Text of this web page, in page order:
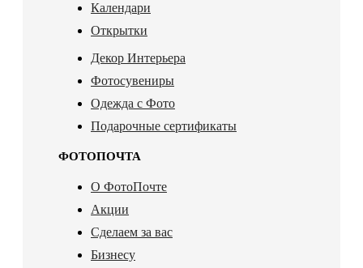
Календари
Открытки
Декор Интерьера
Фотосувениры
Одежда с Фото
Подарочные сертификаты
ФОТОПОЧТА
О ФотоПочте
Акции
Сделаем за вас
Бизнесу